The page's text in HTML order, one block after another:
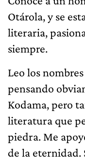
Otárola, y se
literaria,
siempre.
Leo los
pensando
Kodama, pero
literatura que
piedra. Me
de la eternidad.